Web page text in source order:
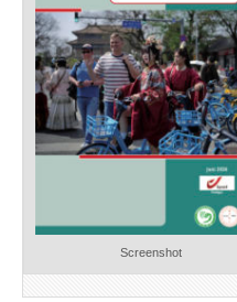
Screenshot